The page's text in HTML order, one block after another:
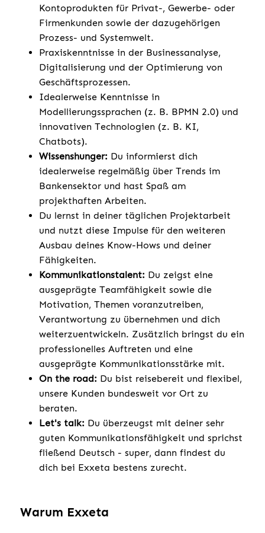
Kontoprodukten für Privat-, Gewerbe- oder
Firmenkunden sowie der dazugehörigen
Prozess- und Systemwelt.
Praxiskenntnisse in der Businessanalyse,
Digitalisierung und der Optimierung von
Geschäftsprozessen.
Idealerweise Kenntnisse in
Modellierungssprachen (z. B. BPMN 2.0) und
innovativen Technologien (z. B. KI,
Chatbots).
Wissenshunger: Du informierst dich
idealerweise regelmäßig über Trends im
Bankensektor und hast Spaß am
projekthaften Arbeiten.
Du lernst in deiner täglichen Projektarbeit
und nutzt diese Impulse für den weiteren
Ausbau deines Know-Hows und deiner
Fähigkeiten.
Kommunikationstalent: Du zeigst eine
ausgeprägte Teamfähigkeit sowie die
Motivation, Themen voranzutreiben,
Verantwortung zu übernehmen und dich
weiterzuentwickeln. Zusätzlich bringst du ein
professionelles Auftreten und eine
ausgeprägte Kommunikationsstärke mit.
On the road: Du bist reisebereit und flexibel,
unsere Kunden bundesweit vor Ort zu
beraten.
Let's talk: Du überzeugst mit deiner sehr
guten Kommunikationsfähigkeit und sprichst
fließend Deutsch - super, dann findest du
dich bei Exxeta bestens zurecht.
Warum Exxeta